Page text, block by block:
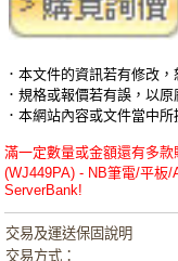
．本文件的資訊若有修改，
．規格或報價若有誤，以
．本網站內容或文件當中
滿一定數量或金額還有多
(WJ449PA) - NB筆電/平板
ServerBank!
交易及運送保固說明
交易方式：